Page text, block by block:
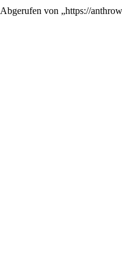
Abgerufen von „https://